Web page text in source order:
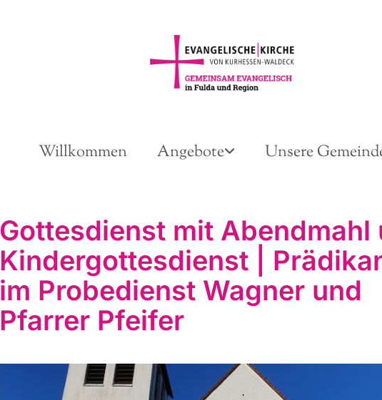
Willkommen Angebote Unsere
Gottesdienst mit Abendmahl
Kindergottesdienst |
im Probedienst Wagner und
Pfarrer Pfeifer